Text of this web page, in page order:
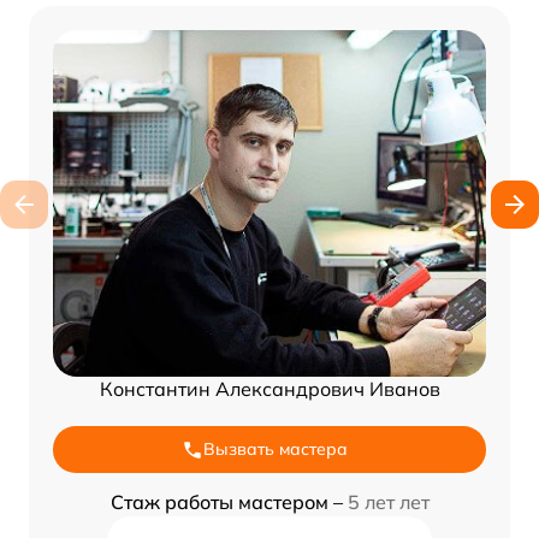
Константин Александрович Иванов
Вызвать мастера
Стаж работы мастером – 5 лет лет